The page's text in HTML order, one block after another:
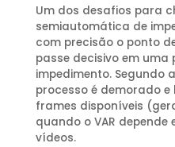
Um dos desafios para
semiautomática de
com precisão o ponto
passe decisivo em
impedimento. Segundo
processo é demorado
frames disponíveis
quando o VAR depende
vídeos.